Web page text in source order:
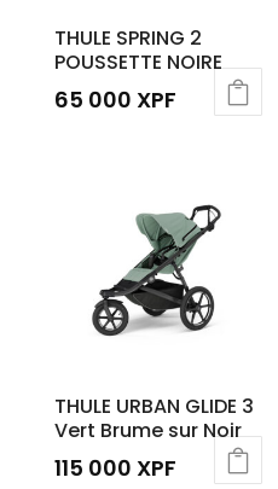
THULE SPRING 2
POUSSETTE NOIRE
65 000 XPF
THULE URBAN GLIDE 3
Vert Brume sur Noir
115 000 XPF